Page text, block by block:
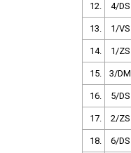
12. 4/DS
13. 1/VS
14. 1/ZS
15. 3/DM
16. 5/DS
17. 2/ZS
18. 6/DS